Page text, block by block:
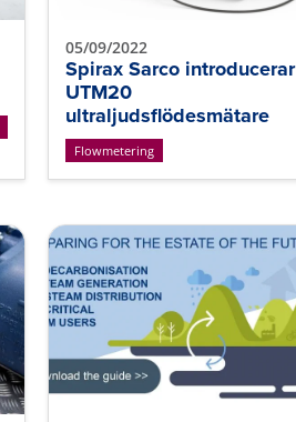
05/09/2022
Spirax Sarco introducerar
UTM20
ultraljudsflödesmätare
Flowmetering